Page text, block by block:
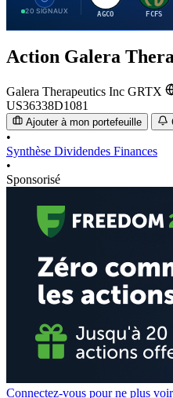
20 SIGNAUX AGCO FCFS
Action Galera
Galera Therapeutics Inc GRTX
US36338D1081
Ajouter à mon portefeuille
•
Synthèse Dividendes Finances
•
Sponsorisé
Connectez-vous pour ne plus